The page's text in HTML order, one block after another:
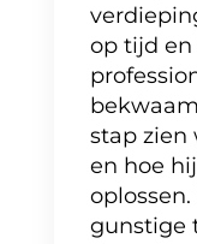
op tijd en
stap zien
en hoe
gunstige